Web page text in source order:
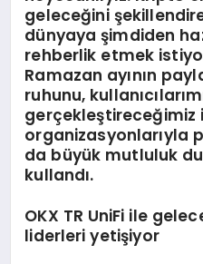
geleceğini
dünyaya şimdiden
rehberlik etmek
Ramazan ayının
ruhunu,
gerçekleştireceğimiz
organizasyonlarıyla
da büyük mutluluk
kullandı.
OKX TR UniFi ile
liderleri yetişiyor